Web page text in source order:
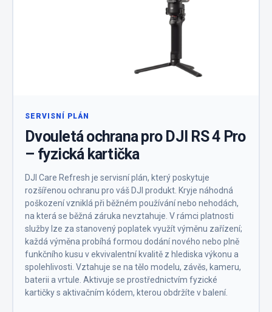
SERVISNÍ PLÁN
Dvouletá ochrana pro DJI RS 4 Pro
– fyzická kartička
DJI Care Refresh je servisní plán, který poskytuje
rozšířenou ochranu pro váš DJI produkt. Kryje náhodná
poškození vzniklá při běžném používání nebo nehodách,
na která se běžná záruka nevztahuje. V rámci platnosti
služby lze za stanovený poplatek využít výměnu zařízení;
každá výměna probíhá formou dodání nového nebo plně
funkčního kusu v ekvivalentní kvalitě z hlediska výkonu a
spolehlivosti. Vztahuje se na tělo modelu, závěs, kameru,
baterii a vrtule. Aktivuje se prostřednictvím fyzické
kartičky s aktivačním kódem, kterou obdržíte v balení.